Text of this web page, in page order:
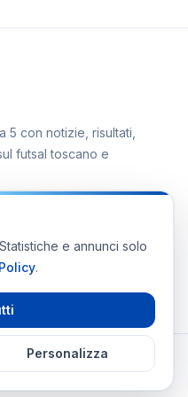
5 con notizie, risultati,
futsal toscano e
· Tutti i diritti riservati
e annunci solo
.
Personalizza